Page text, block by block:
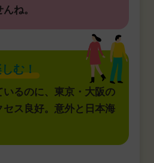
ね。
む！
いるのに、東京・大阪の
セス良好。意外と日本海